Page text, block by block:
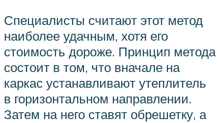
Специалисты считают этот метод
наиболее удачным, хотя его
стоимость дороже. Принцип метода
состоит в том, что вначале на
каркас устанавливают утеплитель
в горизонтальном направлении.
Затем на него ставят обрешетку, а